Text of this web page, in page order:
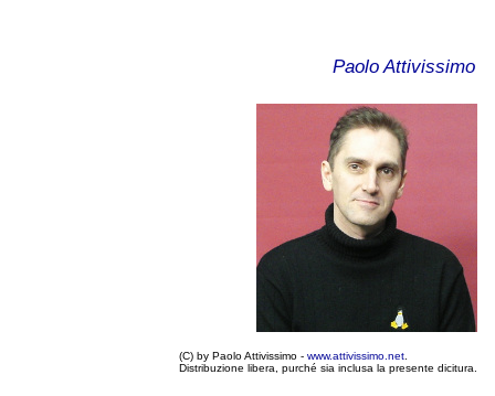
Paolo Attivissimo
(C) by Paolo Attivissimo - www.attivissimo.net.
Distribuzione libera, purché sia inclusa la presente dicitura.